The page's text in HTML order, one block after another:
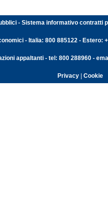
- Sistema informativo contratti
- Italia: 800 885122 - Estero:
appaltanti - tel: 800 288960 -
Privacy| Cookie